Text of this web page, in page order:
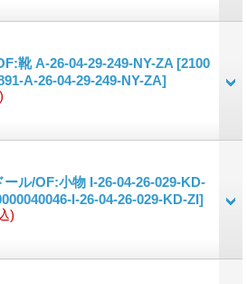
靴 A-26-04-29-249-NY-ZA [2100
A-26-04-29-249-NY-ZA]
ール/OF:小物 I-26-04-26-029-KD-
I-26-04-26-029-KD-ZI]
)